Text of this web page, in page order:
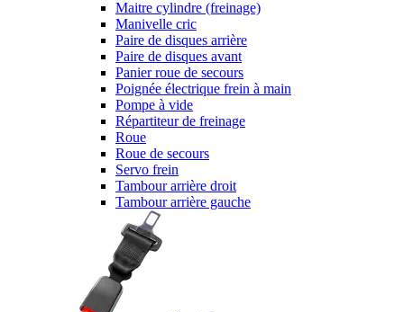
Maitre cylindre (freinage)
Manivelle cric
Paire de disques arrière
Paire de disques avant
Panier roue de secours
Poignée électrique frein à main
Pompe à vide
Répartiteur de freinage
Roue
Roue de secours
Servo frein
Tambour arrière droit
Tambour arrière gauche